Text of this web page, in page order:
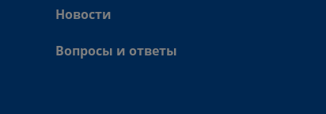
Новости
Вопросы и ответы